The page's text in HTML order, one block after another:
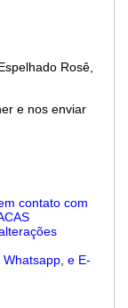
Rosê,
e nos enviar
contato com
e E-